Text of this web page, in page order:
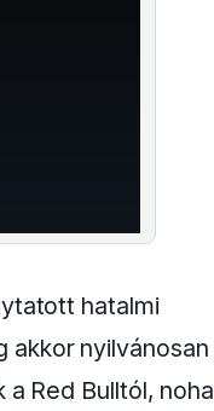
hatalmi
akkor nyilvánosan
Red Bulltól, noha